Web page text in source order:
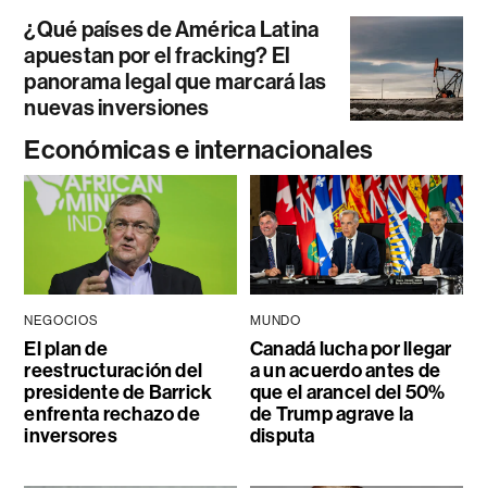
¿Qué países de América Latina
apuestan por el fracking? El
panorama legal que marcará las
nuevas inversiones
Económicas e internacionales
NEGOCIOS
El plan de
reestructuración del
presidente de Barrick
enfrenta rechazo de
inversores
MUNDO
Canadá lucha por llegar
a un acuerdo antes de
que el arancel del 50%
de Trump agrave la
disputa